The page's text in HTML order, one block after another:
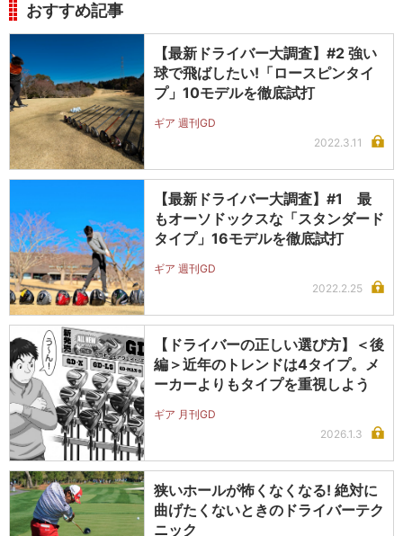
おすすめ記事
【最新ドライバー大調査】#2 強い
球で飛ばしたい!「ロースピンタイ
プ」10モデルを徹底試打
ギア 週刊GD
2022.3.11
【最新ドライバー大調査】#1 最
もオーソドックスな「スタンダード
タイプ」16モデルを徹底試打
ギア 週刊GD
2022.2.25
【ドライバーの正しい選び方】＜後
編＞近年のトレンドは4タイプ。メ
ーカーよりもタイプを重視しよう
ギア 月刊GD
2026.1.3
狭いホールが怖くなくなる! 絶対に
曲げたくないときのドライバーテク
ニック